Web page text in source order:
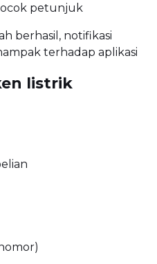
petunjuk
berhasil, notifikasi
terhadap aplikasi
listrik